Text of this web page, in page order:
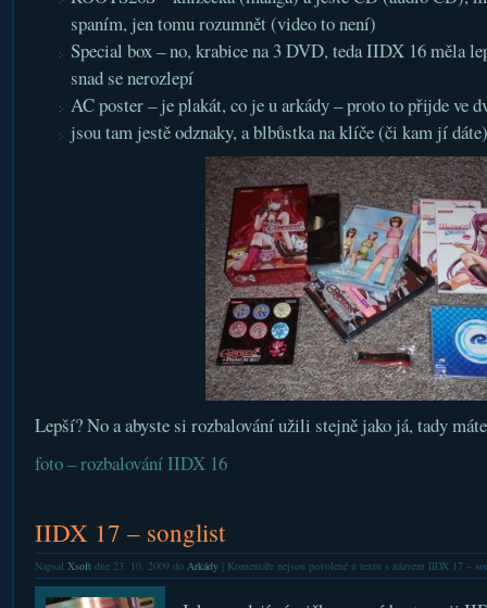
spaním, jen tomu rozumnět (video to není)
Special box – no, krabice na 3 DVD, teda IIDX 16 měla
snad se nerozlepí
AC poster – je plakát, co je u arkády – proto to přijde ve
jsou tam jestě odznaky, a blbůstka na klíče (či kam jí dáte)
Lepší? No a abyste si rozbalování užili stejně jako já, tady
foto – rozbalování IIDX 16
IIDX 17 – songlist
Napsal Xsoftdne 23. 10. 2009 do Arkády| Komentáře nejsou povolenéu textu s názvem IIDX 17 –